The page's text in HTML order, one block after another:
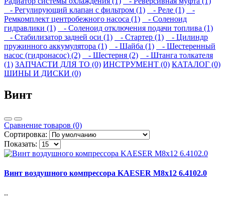
- Регулирующий клапан с фильтром (1)
- Реле (1)
-
Ремкомплект центробежного насоса (1)
- Соленоид
гидравлики (1)
- Соленоид отключения подачи топлива (1)
- Стабилизатор задней оси (1)
- Стартер (1)
- Цилиндр
пружинного аккумулятора (1)
- Шайба (1)
- Шестеренный
насос (гидронасос) (2)
- Шестерня (2)
- Штанга толкателя
(1) ЗАПЧАСТИ ДЛЯ ТО (0) ИНСТРУМЕНТ (0) КАТАЛОГ (0)
ШИНЫ И ДИСКИ (0)
Винт
Сравнение товаров (0)
Сортировка:
Показать:
Винт воздушного компрессора KAESER M8x12 6.4102.0
..